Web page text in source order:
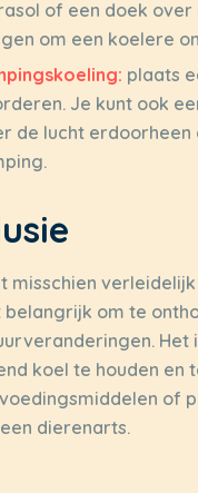
of een doek over
om een koelere
plaats
Je kunt ook
de lucht
misschien
belangrijk om te
Het
koel te houden en
of
dierenarts.